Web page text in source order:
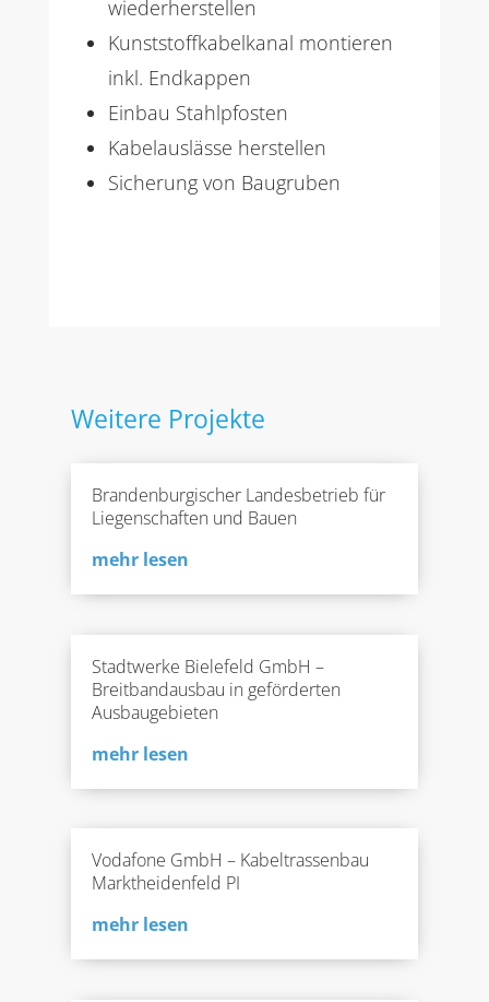
wiederherstellen
Kunststoffkabelkanal montieren
inkl. Endkappen
Einbau Stahlpfosten
Kabelauslässe herstellen
Sicherung von Baugruben
Weitere Projekte
Brandenburgischer Landesbetrieb für
Liegenschaften und Bauen
mehr lesen
Stadtwerke Bielefeld GmbH –
Breitbandausbau in geförderten
Ausbaugebieten
mehr lesen
Vodafone GmbH – Kabeltrassenbau
Marktheidenfeld PI
mehr lesen